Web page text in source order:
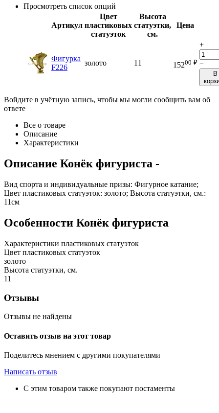
Просмотреть список опций
Артикул
Цвет
пластиковых
статуэток
Высота
статуэтки,
см.
Цена
Фигурка
F226
золото 11 15200 ₽
+
−
В
Войдите в учётную запись, чтобы мы могли сообщить вам об
ответе
Все о товаре
Описание
Характеристики
Описание Конёк фигуриста -
Вид спорта и индивидуальные призы: Фигурное катание;
Цвет пластиковых статуэток: золото; Высота статуэтки, см.:
11см
Особенности Конёк фигуриста
Характеристики пластиковых статуэток
Цвет пластиковых статуэток
золото
Высота статуэтки, см.
11
Отзывы
Отзывы не найдены
Оставить отзыв на этот товар
Поделитесь мнением с другими покупателями
Написать отзыв
С этим товаром также покупают постаменты